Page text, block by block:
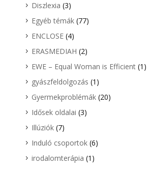
Diszlexia (3)
Egyéb témák(77)
ENCLOSE(4)
ERASMEDIAH (2)
EWE – Equal Woman is Efficient(1)
gyászfeldolgozás (1)
Gyermekproblémák(20)
Idősek oldalai (3)
Illúziók(7)
Induló csoportok(6)
irodalomterápia (1)